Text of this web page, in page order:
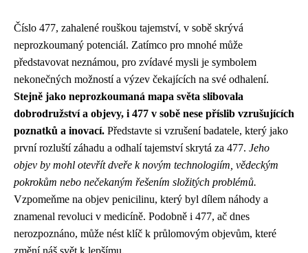
Číslo 477, zahalené rouškou tajemství, v sobě skrývá
neprozkoumaný potenciál. Zatímco pro mnohé může
představovat neznámou, pro zvídavé mysli je symbolem
nekonečných možností a výzev čekajících na své odhalení.
Stejně jako neprozkoumaná mapa světa slibovala
dobrodružství a objevy, i 477 v sobě nese příslib vzrušujících
poznatků a inovací. Představte si vzrušení badatele, který jako
první rozluští záhadu a odhalí tajemství skrytá za 477. Jeho
objev by mohl otevřít dveře k novým technologiím, vědeckým
pokrokům nebo nečekaným řešením složitých problémů.
Vzpomeňme na objev penicilinu, který byl dílem náhody a
znamenal revoluci v medicíně. Podobně i 477, ač dnes
nerozpoznáno, může nést klíč k průlomovým objevům, které
změní náš svět k lepšímu.